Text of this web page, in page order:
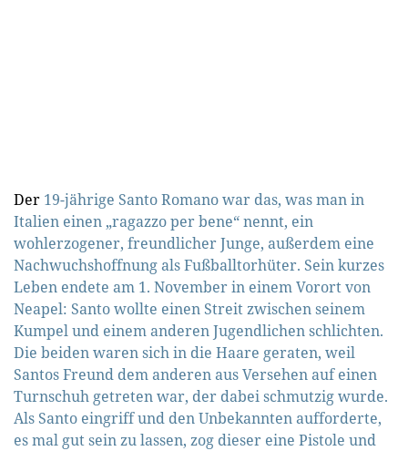
Der 19-jährige Santo Romano war das, was man in
Italien einen „ragazzo per bene“ nennt, ein
wohlerzogener, freundlicher Junge, außerdem eine
Nachwuchshoffnung als Fußballtorhüter. Sein kurzes
Leben endete am 1. November in einem Vorort von
Neapel: Santo wollte einen Streit zwischen seinem
Kumpel und einem anderen Jugendlichen schlichten.
Die beiden waren sich in die Haare geraten, weil
Santos Freund dem anderen aus Versehen auf einen
Turnschuh getreten war, der dabei schmutzig wurde.
Als Santo eingriff und den Unbekannten aufforderte,
es mal gut sein zu lassen, zog dieser eine Pistole und